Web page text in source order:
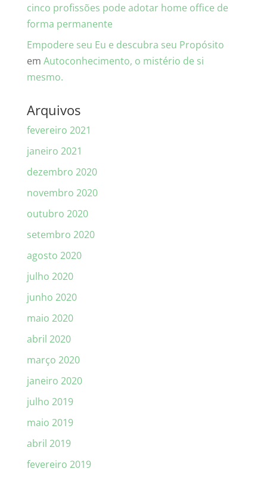
cinco profissões pode adotar home office de
forma permanente
Empodere seu Eu e descubra seu Propósito
em Autoconhecimento, o mistério de si
mesmo.
Arquivos
fevereiro 2021
janeiro 2021
dezembro 2020
novembro 2020
outubro 2020
setembro 2020
agosto 2020
julho 2020
junho 2020
maio 2020
abril 2020
março 2020
janeiro 2020
julho 2019
maio 2019
abril 2019
fevereiro 2019